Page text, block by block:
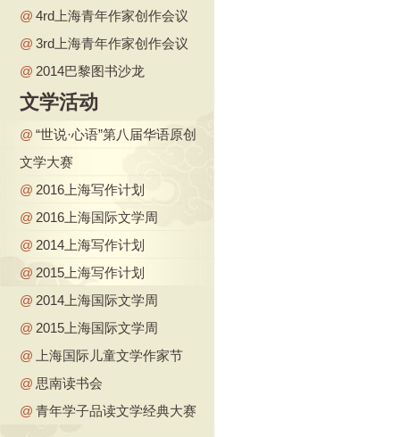
@ 4rd上海青年作家创作会议
@ 3rd上海青年作家创作会议
@ 2014巴黎图书沙龙
文学活动
@ “世说·心语”第八届华语原创
文学大赛
@ 2016上海写作计划
@ 2016上海国际文学周
@ 2014上海写作计划
@ 2015上海写作计划
@ 2014上海国际文学周
@ 2015上海国际文学周
@
上海国际儿童文学作家节
@ 思南读书会
@ 青年学子品读文学经典大赛